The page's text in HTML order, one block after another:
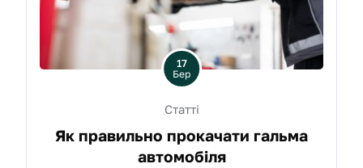
17
Бер
Статті
Як правильно прокачати гальма
автомобіля